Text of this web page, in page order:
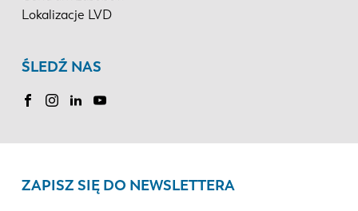
Lokalizacje LVD
ŚLEDŹ NAS
ZAPISZ SIĘ DO NEWSLETTERA